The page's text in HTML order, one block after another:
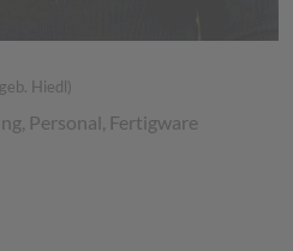
Hiedl)
Personal, Fertigware